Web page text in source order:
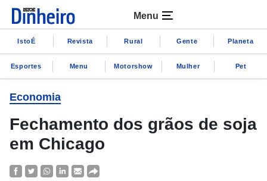
Menu
IstoÉ Revista Rural Gente Planeta
Esportes Menu Motorshow Mulher Pet
Economia
Fechamento dos grãos de soja
em Chicago